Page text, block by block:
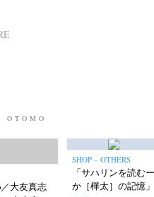
(61) Naoki Ohji
Era (8) Presence (2) Publication
Untitled Records
OTOMO
／大友真志
SHOP – OTHERS
「サハリンを読む
か［樺太］の記憶」